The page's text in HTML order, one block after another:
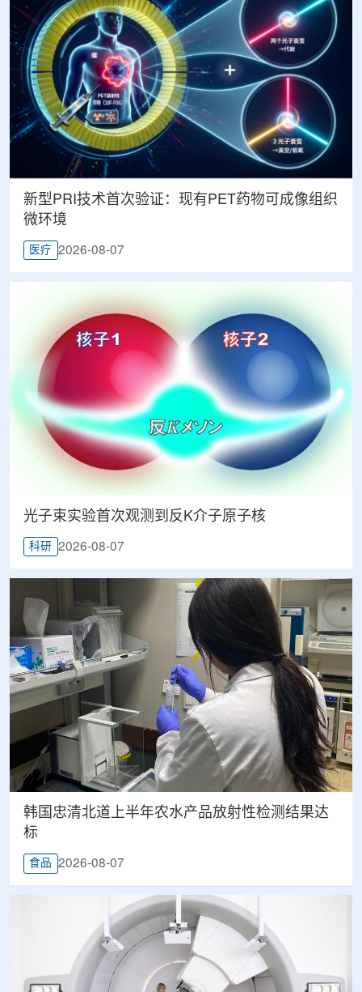
新型PRI技术首次验证：现有PET药物可成像组织
微环境
医疗 2026-08-07
光子束实验首次观测到反K介子原子核
科研 2026-08-07
韩国忠清北道上半年农水产品放射性检测结果达
标
食品 2026-08-07